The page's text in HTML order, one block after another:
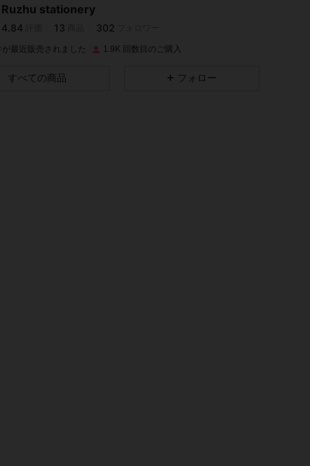
Ruzhu stationery
4.84 13 302
は1日前 に購入しました
が最近販売されました 1.9K 回数目のご購入
すべての商品 フォロー